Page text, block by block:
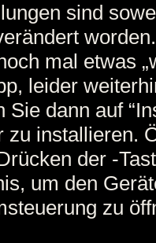
sind
mal etwas
leider
Sie dann auf
zu installieren.
der -
um den
zu